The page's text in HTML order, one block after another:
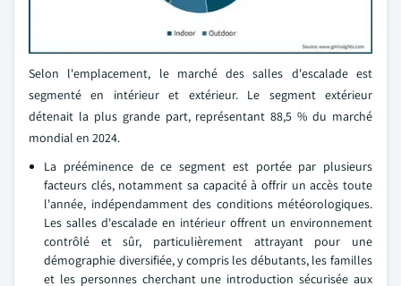
Selon l'emplacement, le marché des salles d'escalade est
segmenté en intérieur et extérieur. Le segment extérieur
détenait la plus grande part, représentant 88,5 % du marché
mondial en 2024.
La prééminence de ce segment est portée par plusieurs
facteurs clés, notamment sa capacité à offrir un accès toute
l'année, indépendamment des conditions météorologiques.
Les salles d'escalade en intérieur offrent un environnement
contrôlé et sûr, particulièrement attrayant pour une
démographie diversifiée, y compris les débutants, les familles
et les personnes cherchant une introduction sécurisée aux